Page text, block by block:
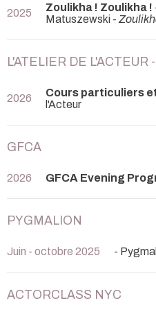
2025
Zoulikha ! Zoulikha !
Matuszewski -
L'ATELIER DE L'ACTEUR
2026 Cours particuliers
l'Acteur
GFCA
2026 GFCA Evening
PYGMALION
Juin - octobre 2025 -
ACTORCLASS NYC